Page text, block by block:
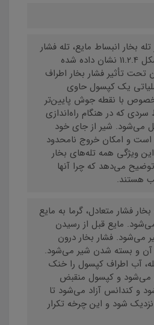
بخار انبساط مایع، تله فشار
متعادل است که در شکل 11.2.4 نشان داده شده
تأثیر فشار بخار اطراف
یک کپسول حاوی
با نقطه جوش پایین‌تر
که در هنگام راه‌اندازی
می‌شود. شیر از جای خود
است و امکان خروج نامحدود
ویژگی همه تله‌های بخار
می‌دهد که چرا آنها
هستند.
فشار متعادل، گرما به مایع
مایع قبل از رسیدن
می‌شود. فشار بخار درون
آن و بسته شدن شیر می‌شود.
آب اطراف کپسول را خنک
می‌شود و کپسول منقبض
و کندانس آزاد می‌شود تا
نزدیک شود و این چرخه تکرار